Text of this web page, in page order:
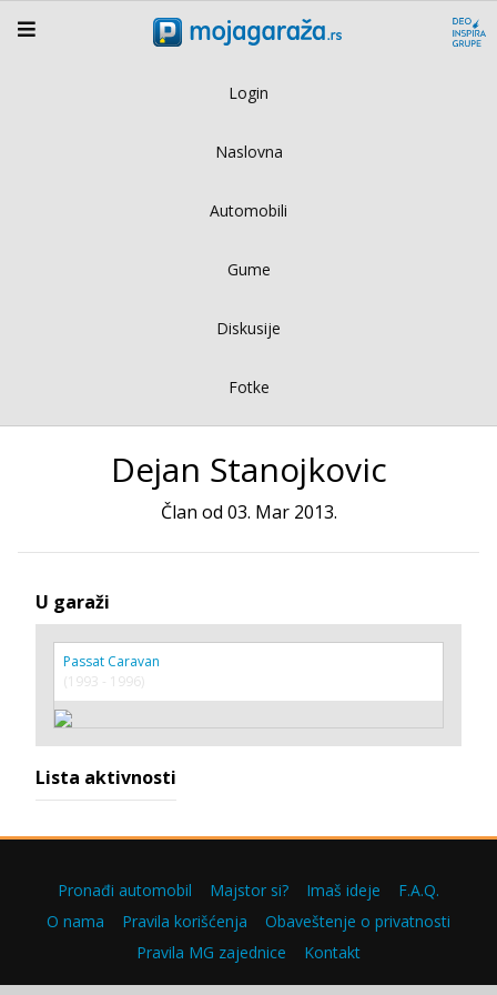
Login
Naslovna
Automobili
Gume
Diskusije
Fotke
Dejan Stanojkovic
Član od 03. Mar 2013.
U garaži
Passat Caravan
(1993 - 1996)
Lista aktivnosti
Pronađi automobil Majstor si? Imaš ideje
F.A.Q.
O nama
Pravila korišćenja
Obaveštenje o privatnosti
Pravila MG zajednice
Kontakt